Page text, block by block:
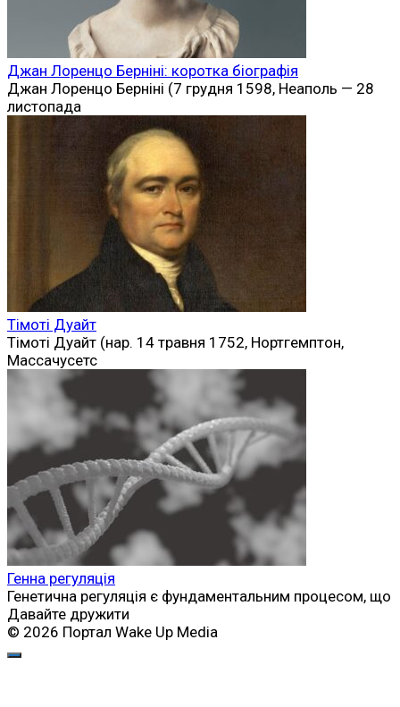
Джан Лоренцо Берніні: коротка біографія
Джан Лоренцо Берніні (7 грудня 1598, Неаполь — 28
листопада
Тімоті Дуайт
Тімоті Дуайт (нар. 14 травня 1752, Нортгемптон,
Массачусетс
Генна регуляція
Генетична регуляція є фундаментальним процесом, що
Давайте дружити
© 2026 Портал Wake Up Media